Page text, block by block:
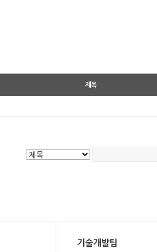
제목
기술개발팀